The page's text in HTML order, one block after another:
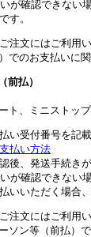
が確認できない
す。
注文にはご利用い
でのお支払いに
前払）
ト、ミニストッ
い受付番号を記
払い方法
後、発送手続き
が確認できない
いいただく場合
注文にはご利用い
ソン等（前払）